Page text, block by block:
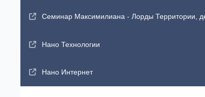
Семинар Максимилиана - Лорды Территории,
Нано Технологии
Нано Интернет